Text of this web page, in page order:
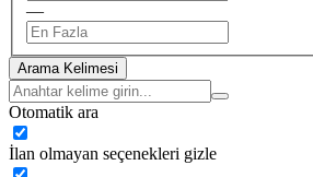
—
Arama Kelimesi
Otomatik ara
İlan olmayan seçenekleri gizle